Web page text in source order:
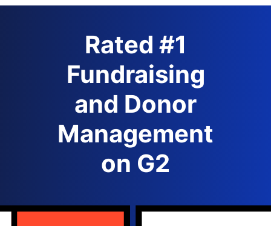
Rated #1
Fundraising
and Donor
Management
on G2